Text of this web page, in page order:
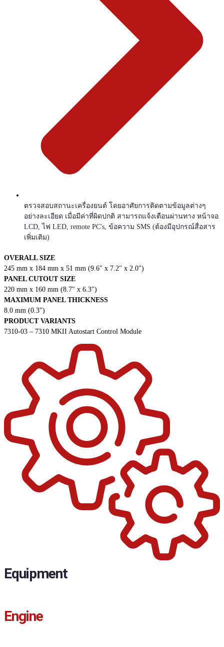
ตรวจสอบสถานะเครื่องยนต์ โดยอาศัยการติดตามข้อมูลต่างๆ
อย่างละเอียด เมื่อมีค่าที่ผิดปกติ สามารถแจ้งเตือนผ่านทาง หน้าจอ
LCD, ไฟ LED, remote PC's, ข้อความ SMS (ต้องมีอุปกรณ์สื่อสาร
เพิ่มเติม)
OVERALL SIZE
245 mm x 184 mm x 51 mm (9.6″ x 7.2″ x 2.0″)
PANEL CUTOUT SIZE
220 mm x 160 mm (8.7″ x 6.3″)
MAXIMUM PANEL THICKNESS
8.0 mm (0.3″)
PRODUCT VARIANTS
7310-03 – 7310 MKII Autostart Control Module
Equipment
Engine